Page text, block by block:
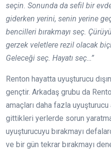
seçin. Sonunda da sefil bir
giderken yerini, senin yerine
bencilleri bırakmayı seç.
gerzek veletlere rezil olacak
Geleceği seç. Hayatı seç…”
Renton hayatta uyuşturucu
gençtir. Arkadaş grubu da
amaçları daha fazla
gittikleri yerlerde sorun
uyuşturucuyu bırakmayı
ve bir gün tekrar bırakmayı